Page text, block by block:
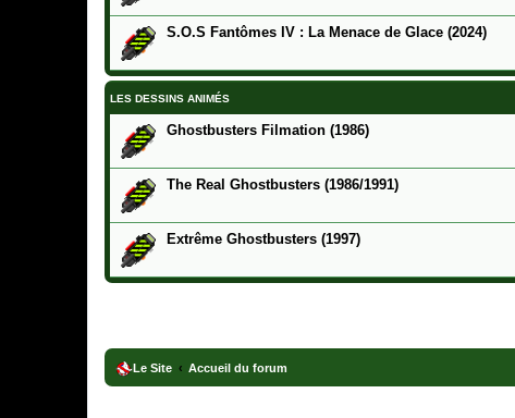
S.O.S Fantômes IV : La Menace de Glace (2024)
LES DESSINS ANIMÉS
Ghostbusters Filmation (1986)
The Real Ghostbusters (1986/1991)
Extrême Ghostbusters (1997)
Le Site Accueil du forum